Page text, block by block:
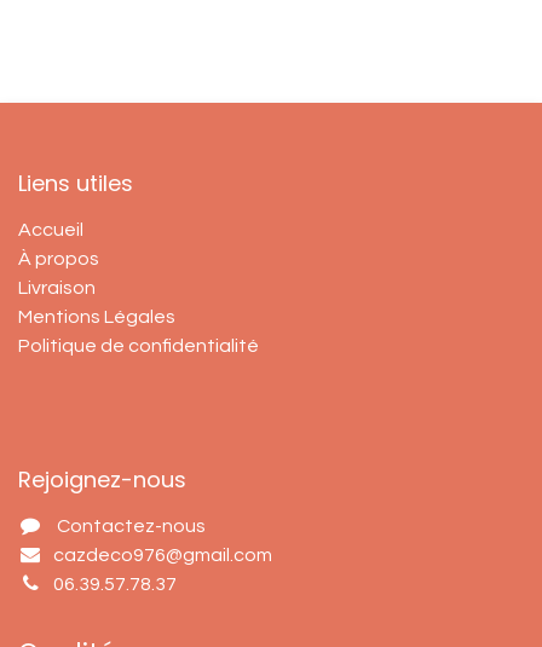
Liens utiles
Accueil
À propos
Livraison
Mentions Légales
Politique de confidentialité
Rejoignez-nous
Contactez-nous
cazdeco976@gmail.com
06.39.57.78.37